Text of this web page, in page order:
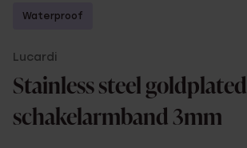
Waterproof
Lucardi
Stainless steel goldplated
schakelarmband 3mm